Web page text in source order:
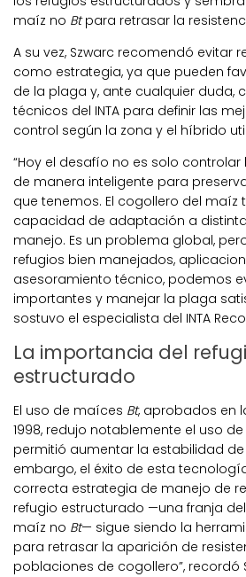
maíz no Btpara retrasar la
A su vez, Szwarc recomendó evitar
como estrategia, ya que pueden
de la plaga y, ante cualquier duda,
técnicos del INTA para definir las
control según la zona y el híbrido
“Hoy el desafío no es solo
de manera inteligente para
que tenemos. El cogollero del maíz
capacidad de adaptación a
manejo. Es un problema global,
refugios bien manejados,
asesoramiento técnico, podemos
importantes y manejar la plaga
sostuvo el especialista del INTA
La importancia del
estructurado
El uso de maíces Bt, aprobados en
1998, redujo notablemente el uso
permitió aumentar la estabilidad de
embargo, el éxito de esta
correcta estrategia de manejo de
refugio estructurado —una franja
maíz no Bt— sigue siendo la
para retrasar la aparición de
poblaciones de cogollero”, recordó